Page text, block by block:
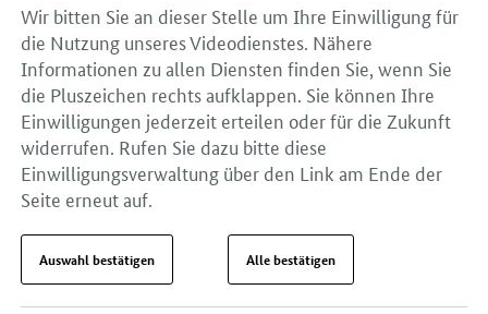
Wir bitten Sie an dieser Stelle um Ihre Einwilligung für
die Nutzung unseres Videodienstes. Nähere
Informationen zu allen Diensten finden Sie, wenn Sie
die Pluszeichen rechts aufklappen. Sie können Ihre
Einwilligungen jederzeit erteilen oder für die Zukunft
widerrufen. Rufen Sie dazu bitte diese
Einwilligungsverwaltung über den Link am Ende der
Seite erneut auf.
Auswahl bestätigen Alle bestätigen